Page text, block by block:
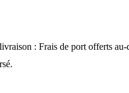
: Frais de port offerts